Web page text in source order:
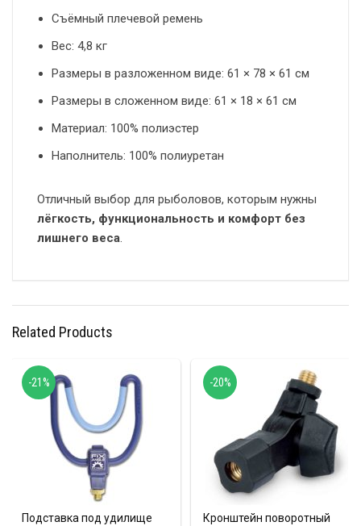
Съёмный плечевой ремень
Вес: 4,8 кг
Размеры в разложенном виде: 61 × 78 × 61 см
Размеры в сложенном виде: 61 × 18 × 61 см
Материал: 100% полиэстер
Наполнитель: 100% полиуретан
Отличный выбор для рыболовов, которым нужны
лёгкость, функциональность и комфорт без
лишнего веса.
Related Products
Подставка под удилище
-21%
Кронштейн поворотный
-20%